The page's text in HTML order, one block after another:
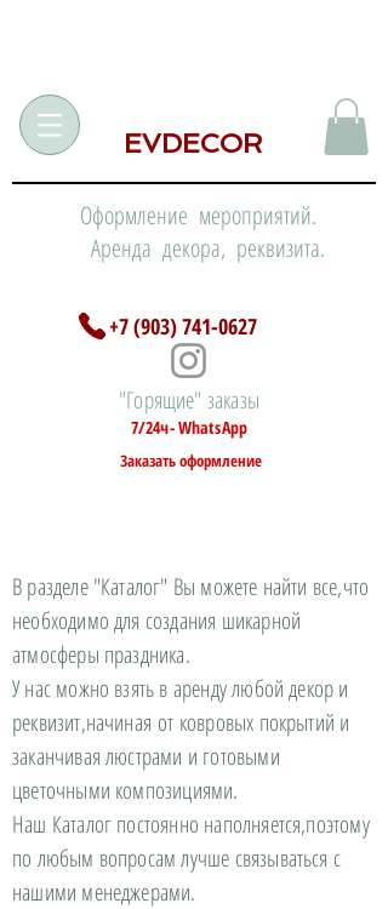
EVDECOR
Оформление мероприятий.
Аренда декора, реквизита.
+7 (903) 741-0627
"Горящие" заказы
7/24ч- WhatsApp
Заказать оформление
В разделе "Каталог" Вы можете найти все,что
необходимо для создания шикарной
атмосферы праздника.
У нас можно взять в аренду любой декор и
реквизит,начиная от ковровых покрытий и
заканчивая люстрами и готовыми
цветочными композициями.
Наш Каталог постоянно наполняется,поэтому
по любым вопросам лучше связываться с
нашими менеджерами.